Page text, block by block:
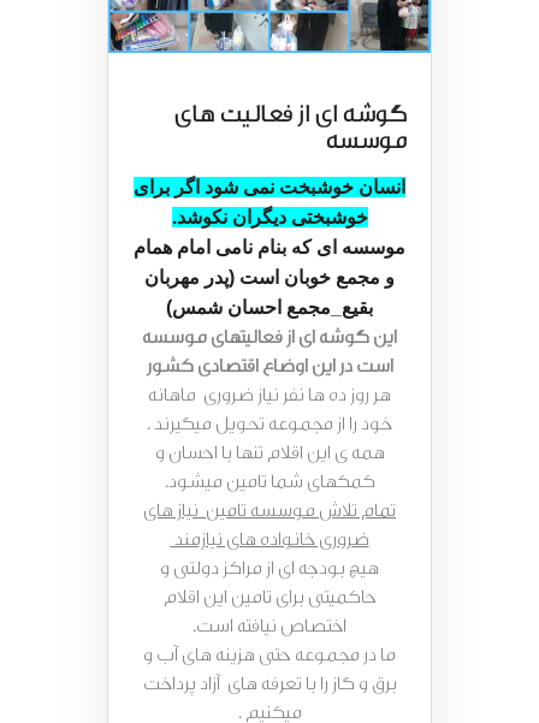
گوشه ای از فعالیت های
موسسه
انسان خوشبخت نمی شود اگر برای
خوشبختی دیگران نکوشد.
موسسه ای که بنام نامی امام همام
و مجمع خوبان است (پدر مهربان
بقیع_مجمع احسان شمس)
این گوشه ای از فعالیتهای موسسه
است در این اوضاع اقتصادی کشور
هر روز ده ها نفر نیاز ضروری ماهانه
خود را از مجموعه تحویل میگیرند .
همه ی این اقلام تنها با احسان و
کمکهای شما تامین میشود.
تمام تلاش موسسه تامین نیاز های
ضروری خانواده های نیازمند
هیچ بودجه ای از مراکز دولتی و
حاکمیتی برای تامین این اقلام
اختصاص نیافته است.
ما در مجموعه حتی هزینه های آب و
برق و گاز را با تعرفه های آزاد پرداخت
میکنیم .